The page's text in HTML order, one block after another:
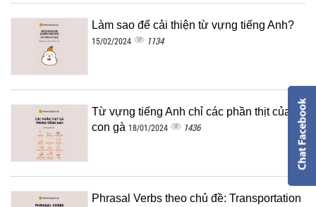
Làm sao để cải thiện từ vựng tiếng Anh?
15/02/2024 1134
Từ vựng tiếng Anh chỉ các phần thịt của
con gà 18/01/2024 1436
Phrasal Verbs theo chủ đề: Transportation